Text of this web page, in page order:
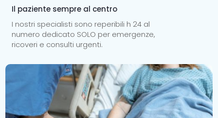
Il paziente sempre al centro
I nostri specialisti sono reperibili h 24 al
numero dedicato SOLO per emergenze,
ricoveri e consulti urgenti.